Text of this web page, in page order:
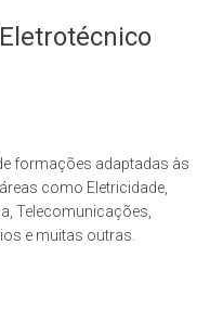
formações adaptadas às
como Eletricidade,
Telecomunicações,
e muitas outras.